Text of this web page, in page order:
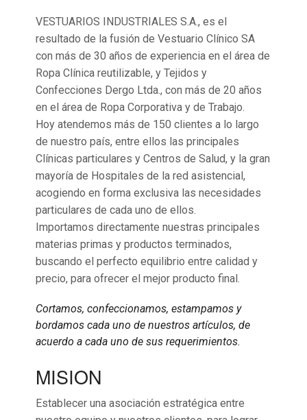
Clientes
VESTUARIOS INDUSTRIALES S.A., es el
resultado de la fusión de Vestuario Clínico SA
con más de 30 años de experiencia en el área de
Ropa Clínica reutilizable, y Tejidos y
Confecciones Dergo Ltda., con más de 20 años
en el área de Ropa Corporativa y de Trabajo.
Hoy atendemos más de 150 clientes a lo largo
de nuestro país, entre ellos las principales
Clínicas particulares y Centros de Salud, y la gran
mayoría de Hospitales de la red asistencial,
acogiendo en forma exclusiva las necesidades
particulares de cada uno de ellos.
Importamos directamente nuestras principales
materias primas y productos terminados,
buscando el perfecto equilibrio entre calidad y
precio, para ofrecer el mejor producto final.
Cortamos, confeccionamos, estampamos y
bordamos cada uno de nuestros artículos, de
acuerdo a cada uno de sus requerimientos.
MISION
Establecer una asociación estratégica entre